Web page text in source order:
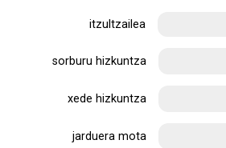
itzultzailea
sorburu hizkuntza
xede hizkuntza
jarduera mota